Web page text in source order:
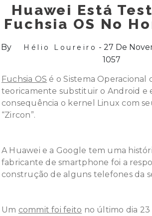
Huawei Está
Fuchsia OS No
By Hélio Loureiro
27 De
1057
Fuchsia OS é o Sistema Operacional
teoricamente substituir o Android e
consequência o kernel Linux com
“Zircon”.
A Huawei e a Google tem uma
fabricante de smartphone foi a
construção de alguns telefones da
Um commit foi feito no último dia 23